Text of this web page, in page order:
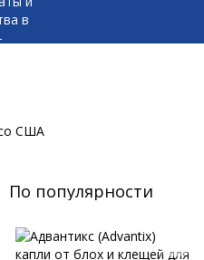
По популярности